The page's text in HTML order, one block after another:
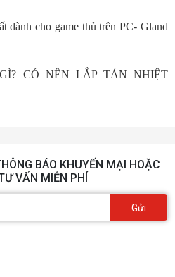
dành cho game thủ trên PC- Gland
CÓ NÊN LẮP TẢN NHIỆT
BÁO KHUYẾN MẠI HOẶC
VẤN MIỄN PHÍ
Gửi